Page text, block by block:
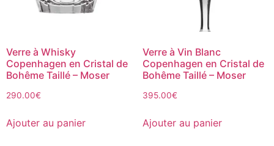
Verre à Whisky
Copenhagen en Cristal de
Bohême Taillé – Moser
290.00€
Ajouter au panier
Verre à Vin Blanc
Copenhagen en Cristal de
Bohême Taillé – Moser
395.00€
Ajouter au panier